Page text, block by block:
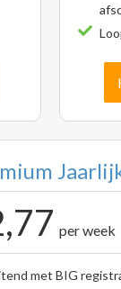
per week
met BIG